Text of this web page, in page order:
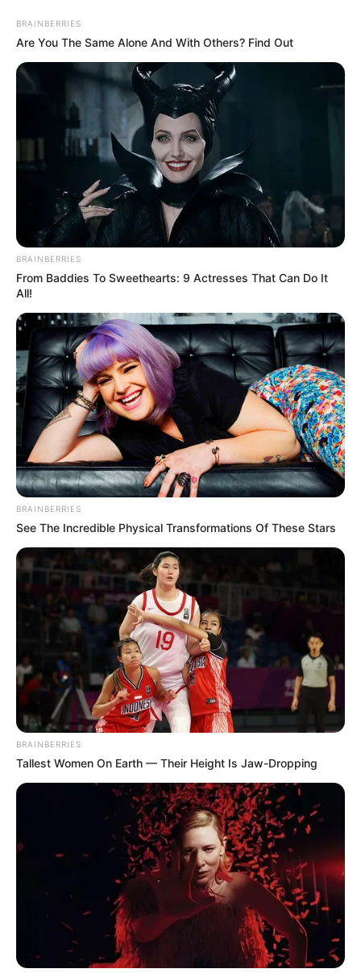
content
11 Honigheilmittel
für verschiedene
Beschwerden
August 4, 2025 byadmin
11 Honigheilmittel für verschiedene
BRAINBERRIES
Are You The Same Alone And With Others? Find Out
BRAINBERRIES
From Baddies To Sweethearts: 9 Actresses That Can Do It
All!
BRAINBERRIES
See The Incredible Physical Transformations Of These Stars
BRAINBERRIES
Tallest Women On Earth — Their Height Is Jaw-Dropping